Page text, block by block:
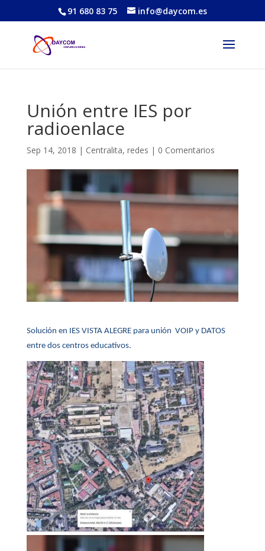
91 680 83 75 info@daycom.es
Unión entre IES por
radioenlace
Sep 14, 2018 | Centralita, redes | 0 Comentarios
Solución en IES VISTA ALEGRE para unión VOIP y DATOS
entre dos centros educativos.